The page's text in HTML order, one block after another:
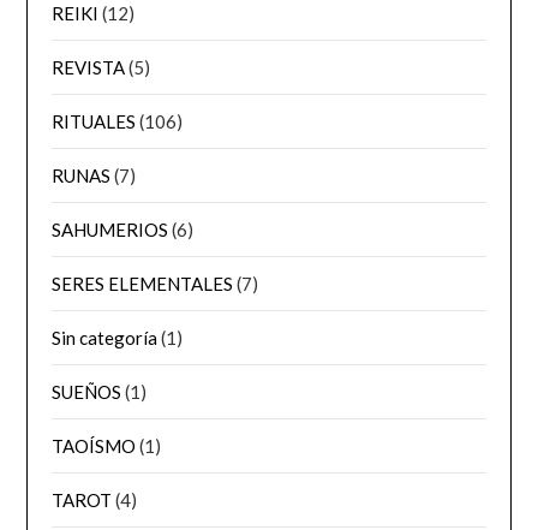
REIKI (12)
REVISTA(5)
RITUALES (106)
RUNAS (7)
SAHUMERIOS (6)
SERES ELEMENTALES (7)
Sin categoría(1)
SUEÑOS (1)
TAOÍSMO (1)
TAROT (4)